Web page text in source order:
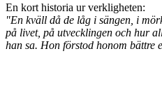
En kort historia ur verkligheten:
"En kväll då de låg i sängen, i
på livet, på utvecklingen och hur
han sa. Hon förstod honom